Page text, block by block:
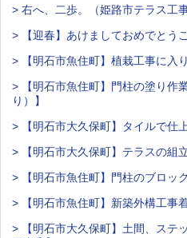
> 右へ、二歩。（姫路市テラス工事
> 【迎春】あけましておめでとう
> 【明石市魚住町】植栽工事に入
> 【明石市魚住町】門柱の塗り作
り）】
> 【明石市大久保町】タイルで仕
> 【明石市大久保町】テラスの組
> 【明石市魚住町】門柱のブロッ
> 【明石市魚住町】新築外構工事
> 【明石市大久保町】土間、ステ